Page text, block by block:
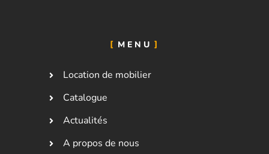
MENU
Location de mobilier
Catalogue
Actualités
A propos de nous